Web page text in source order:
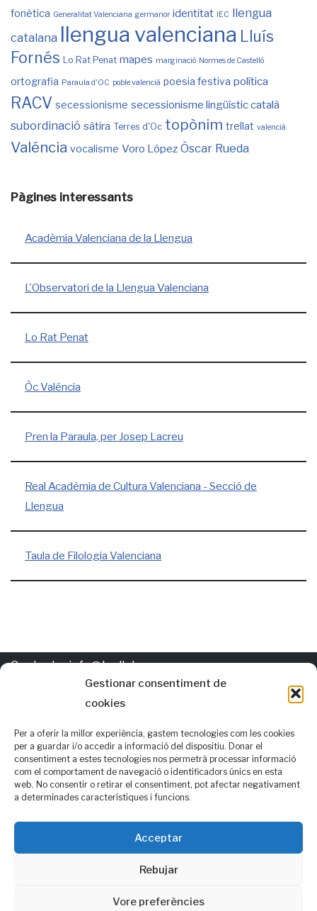
Gestionar consentiment de
cookies
Per a oferir la millor experiència, gastem tecnologies com les cookies
per a guardar i/o accedir a informació del dispositiu. Donar el
consentiment a estes tecnologies nos permetrà processar informació
com el comportament de navegació o identificadors únics en esta
web. No consentir o retirar el consentiment, pot afectar negativament
a determinades característiques i funcions.
Acceptar
Rebujar
Vore preferències
fonètica Generalitat Valenciana germanor identitat IEC llengua
catalana llengua valenciana Lluís
Fornés Lo Rat Penat mapes marginació Normes de Castelló
ortografia Paraula d'OC poble valencià poesia festiva política
RACV secessionisme secessionisme lingüístic català
subordinació sàtira Terres d'Oc topònim trellat valencià
Valéncia vocalisme Voro López Òscar Rueda
Pàgines interessants
Acadèmia Valenciana de la Llengua
L'Observatori de la Llengua Valenciana
Lo Rat Penat
Òc Valéncia
Pren la Paraula, per Josep Lacreu
Real Acadèmia de Cultura Valenciana - Secció de
Llengua
Taula de Filologia Valenciana
Contacte:info@trellat.org
cookies
Els autors d'esta pàgina gasten per al valencià les normatives
AVL i RACV i, també, opcions alternatives que consideren que
podrien ser de consens
Seguix-nos en: